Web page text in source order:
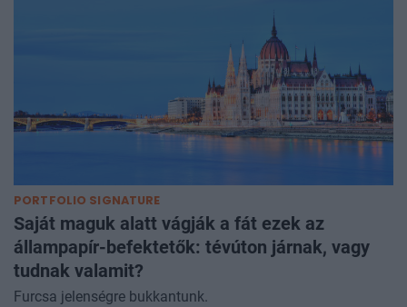
PORTFOLIO SIGNATURE
Saját maguk alatt vágják a fát ezek az
állampapír-befektetők: tévúton járnak, vagy
tudnak valamit?
Furcsa jelenségre bukkantunk.